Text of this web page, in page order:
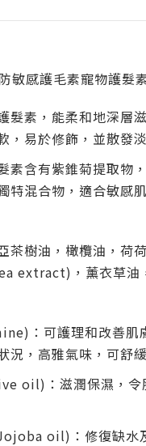
敏感護毛素寵物護髮
髮素，能柔和地深層
，易於修飾，並散發
素含有紫錐菊提取物
特混合物，適合敏感
茶樹油，橄欖油，荷
extract)，薰衣草油
：可護理和改善肌
況，高雅氣味，可舒
oil)：滋潤保濕，令
oil)：修復缺水